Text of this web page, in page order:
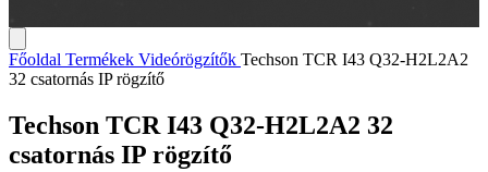
Főoldal Termékek Videórögzítők Techson TCR I43 Q32-H2L2A2
32 csatornás IP rögzítő
Techson TCR I43 Q32-H2L2A2 32
csatornás IP rögzítő